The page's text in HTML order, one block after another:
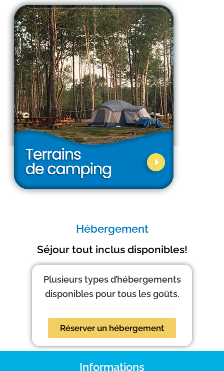
Hébergement
Séjour tout inclus disponibles!
Plusieurs types d’hébergements
disponibles pour tous les goûts.
Réserver un hébergement
Informations